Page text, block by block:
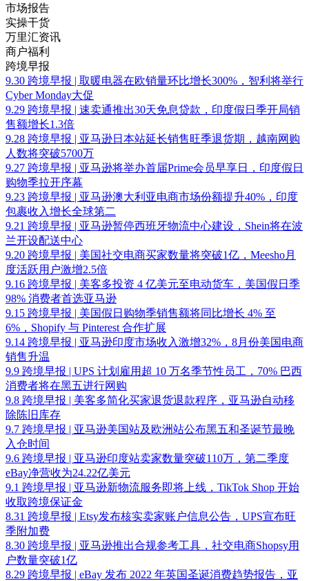
市场报告
实操干货
万里汇资讯
商户福利
跨境早报
9.30 跨境早报 | 取暖电器在欧销量环比增长300%，智利将举行
Cyber Monday大促
9.29 跨境早报 | 速卖通推出30天免息贷款，印度假日季开局销
售额增长1.3倍
9.28 跨境早报 | 亚马逊日本站延长销售旺季退货期，越南网购
人数将突破5700万
9.27 跨境早报 | 亚马逊将举办首届Prime会员早享日，印度假日
购物季拉开序幕
9.23 跨境早报 | 亚马逊澳大利亚电商市场份额提升40%，印度
包裹收入增长全球第二
9.21 跨境早报 | 亚马逊暂停西班牙物流中心建设，Shein将在波
兰开设配送中心
9.20 跨境早报 | 美国社交电商买家数量将突破1亿，Meesho月
度活跃用户激增2.5倍
9.16 跨境早报 | 美客多投资 4 亿美元至电动货车，美国假日季
98% 消费者首选亚马逊
9.15 跨境早报 | 美国假日购物季销售额将同比增长 4% 至
6%，Shopify 与 Pinterest 合作扩展
9.14 跨境早报 | 亚马逊印度市场收入激增32%，8月份美国电商
销售升温
9.9 跨境早报 | UPS 计划雇用超 10 万名季节性员工，70% 巴西
消费者将在黑五进行网购
9.8 跨境早报 | 美客多简化买家退货退款程序，亚马逊自动移
除陈旧库存
9.7 跨境早报 | 亚马逊美国站及欧洲站公布黑五和圣诞节最晚
入仓时间
9.6 跨境早报 | 亚马逊印度站卖家数量突破110万，第二季度
eBay净营收为24.22亿美元
9.1 跨境早报 | 亚马逊新物流服务即将上线，TikTok Shop 开始
收取跨境保证金
8.31 跨境早报 | Etsy发布核实卖家账户信息公告，UPS宣布旺
季附加费
8.30 跨境早报 | 亚马逊推出合规参考工具，社交电商Shopsy用
户数量突破1亿
8.29 跨境早报 | eBay 发布 2022 年英国圣诞消费趋势报告，亚